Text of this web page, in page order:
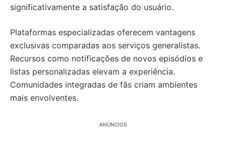
significativamente a satisfação do usuário.
Plataformas especializadas oferecem vantagens
exclusivas comparadas aos serviços generalistas.
Recursos como notificações de novos episódios e
listas personalizadas elevam a experiência.
Comunidades integradas de fãs criam ambientes
mais envolventes.
ANÚNCIOS